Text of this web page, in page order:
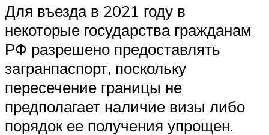
Для въезда в 2021 году в
некоторые государства гражданам
РФ разрешено предоставлять
загранпаспорт, поскольку
пересечение границы не
предполагает наличие визы либо
порядок ее получения упрощен.